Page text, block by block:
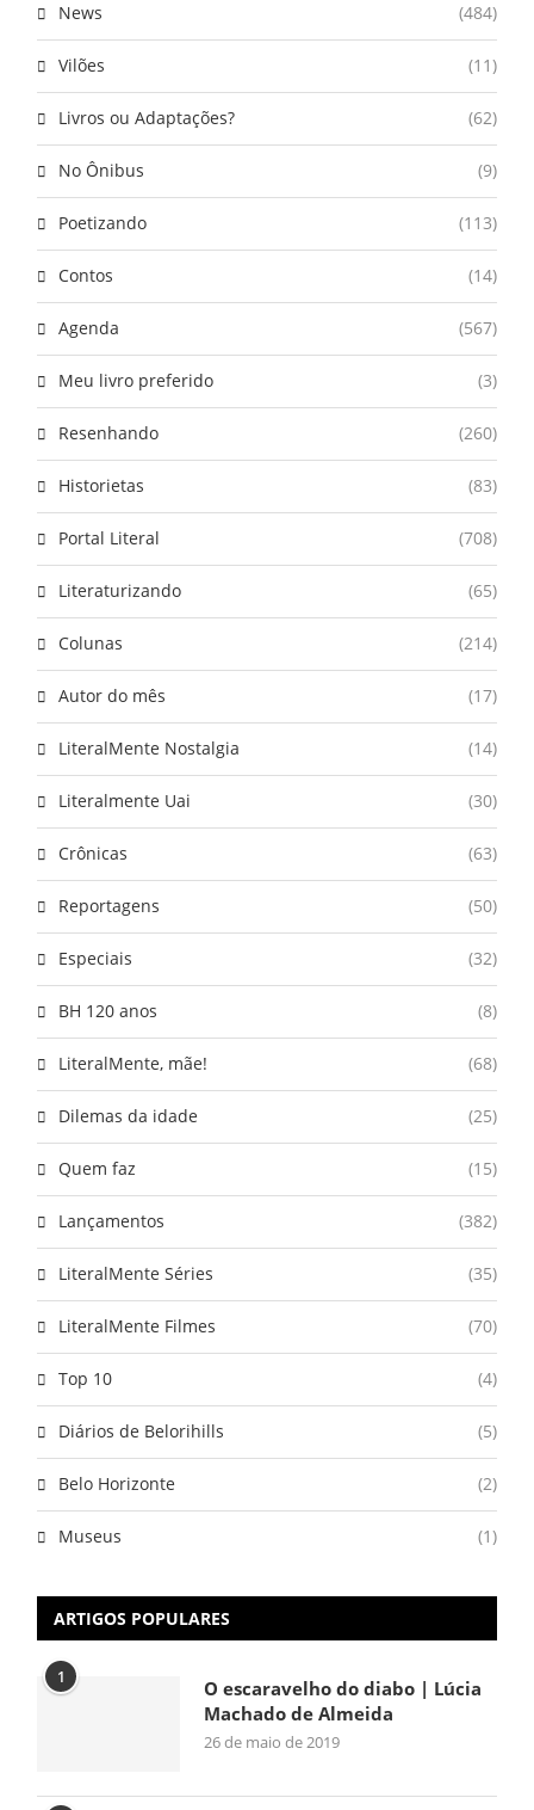
News (484)
Vilões (11)
Livros ou Adaptações? (62)
No Ônibus (9)
Poetizando (113)
Contos (14)
Agenda (567)
Meu livro preferido (3)
Resenhando (260)
Historietas (83)
Portal Literal (708)
Literaturizando (65)
Colunas (214)
Autor do mês (17)
LiteralMente Nostalgia (14)
Literalmente Uai (30)
Crônicas (63)
Reportagens (50)
Especiais (32)
BH 120 anos (8)
LiteralMente, mãe! (68)
Dilemas da idade (25)
Quem faz (15)
Lançamentos (382)
LiteralMente Séries (35)
LiteralMente Filmes (70)
Top 10 (4)
Diários de Belorihills (5)
Belo Horizonte (2)
Museus (1)
ARTIGOS POPULARES
1
O escaravelho do diabo | Lúcia
Machado de Almeida
26 de maio de 2019